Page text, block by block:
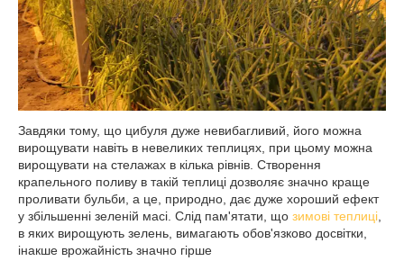
Завдяки тому, що цибуля дуже невибагливий, його можна
вирощувати навіть в невеликих теплицях, при цьому можна
вирощувати на стелажах в кілька рівнів. Створення
крапельного поливу в такій теплиці дозволяє значно краще
проливати бульби, а це, природно, дає дуже хороший ефект
у збільшенні зеленій масі. Слід пам'ятати, що зимові теплиці,
в яких вирощують зелень, вимагають обов'язково досвітки,
інакше врожайність значно гірше